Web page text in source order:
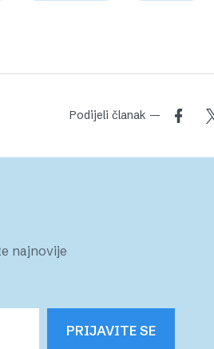
Podijeli članak —
najnovije
PRIJAVITE SE